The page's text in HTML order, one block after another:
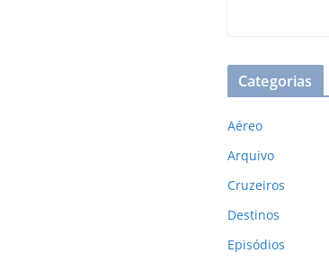
Categorias
Aéreo
Arquivo
Cruzeiros
Destinos
Episódios